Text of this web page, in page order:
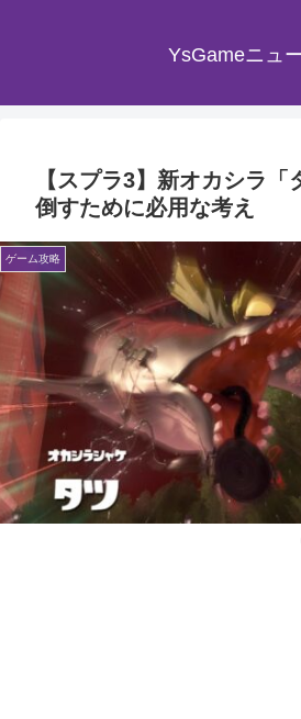
YsGameニュ
【スプラ3】新オカシラ「
倒すために必用な考え
ゲーム攻略